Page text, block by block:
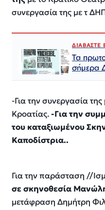
συνεργασία της με τ
ΔΙΑΒΑΣΤΕ
Τα
σήμερα
-Για την συνεργασία
Κροατίας.-Για την
του καταξιωμένου
Καποδίστρια..
Για την παράσταση //
σε σκηνοθεσία
μετάφραση Δημήτρη